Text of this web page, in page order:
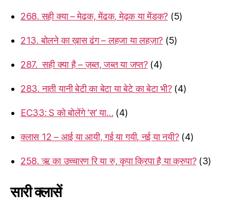
268. सही क्या – मेढक, मेंढक, मेढ़क या मेंडक? (5)
213. बोलने का ख़ास ढंग – लहजा या लहज़ा? (5)
287. सही क्या है – ज़ब्त, जब्त या जप्त? (4)
283. नाती यानी बेटी का बेटा या बेटे का बेटा भी? (4)
EC33: S को बोलेंगे ‘स’ या… (4)
क्लास 12 – आई या आयी, गई या गयी, नई या नयी? (4)
258. ऋ का उच्चारण रि या रु, कृपा क्रिपा है या क्रुपा? (3)
सारी क्लासें